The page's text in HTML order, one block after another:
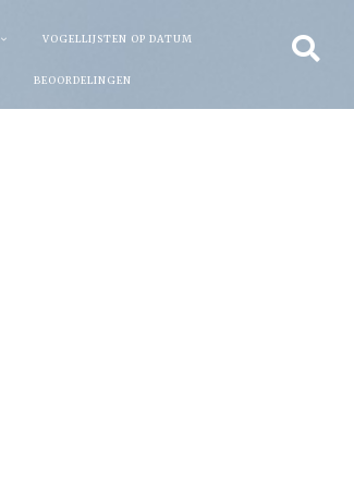
VOGELLIJSTEN OP DATUM
BEOORDELINGEN